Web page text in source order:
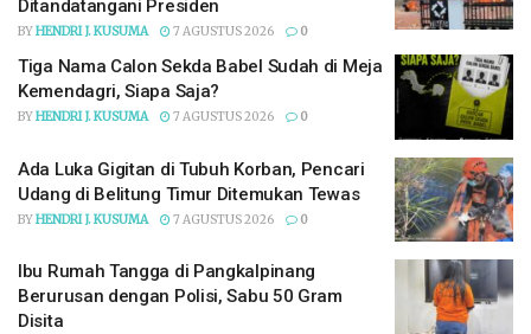
Ditandatangani Presiden
BYHENDRI J. KUSUMA 7 AGUSTUS 2026 0
Tiga Nama Calon Sekda Babel Sudah di Meja
Kemendagri, Siapa Saja?
BYHENDRI J. KUSUMA 7 AGUSTUS 2026 0
Ada Luka Gigitan di Tubuh Korban, Pencari
Udang di Belitung Timur Ditemukan Tewas
BYHENDRI J. KUSUMA 7 AGUSTUS 2026 0
Ibu Rumah Tangga di Pangkalpinang
Berurusan dengan Polisi, Sabu 50 Gram
Disita